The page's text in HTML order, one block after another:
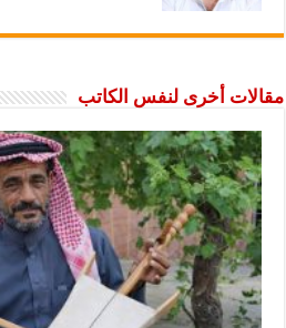
مقالات أخرى لنفس الكاتب